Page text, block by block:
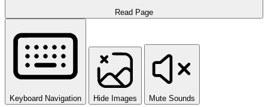
Read Page
Keyboard Navigation Hide Images Mute Sounds